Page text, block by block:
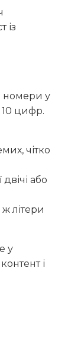
із
номери у
10 цифр.
чітко
або
ж літери
у
і